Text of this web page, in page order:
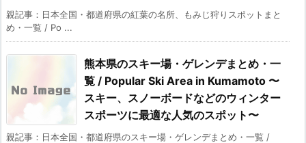
親記事：日本全国・都道府県の紅葉の名所、もみじ狩りスポットまと
め・一覧 / Po ...
熊本県のスキー場・ゲレンデまとめ・一
覧 / Popular Ski Area in Kumamoto 〜
スキー、スノーボードなどのウィンター
スポーツに最適な人気のスポット〜
親記事：日本全国・都道府県のスキー場・ゲレンデまとめ・一覧 /